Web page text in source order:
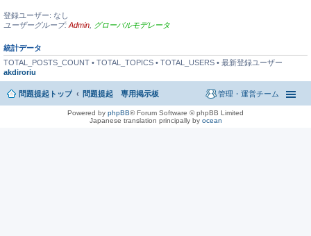
登録ユーザー: なし
ユーザーグループ: Admin グローバルモデレータ
統計データ
TOTAL_POSTS_COUNT • TOTAL_TOPICS • TOTAL_USERS • 最新登録ユーザー
akdiroriu
問題提起トップ 問題提起 専用掲示板 管理・運営チーム
Powered by phpBB® Forum Software © phpBB Limited
Japanese translation principally by ocean